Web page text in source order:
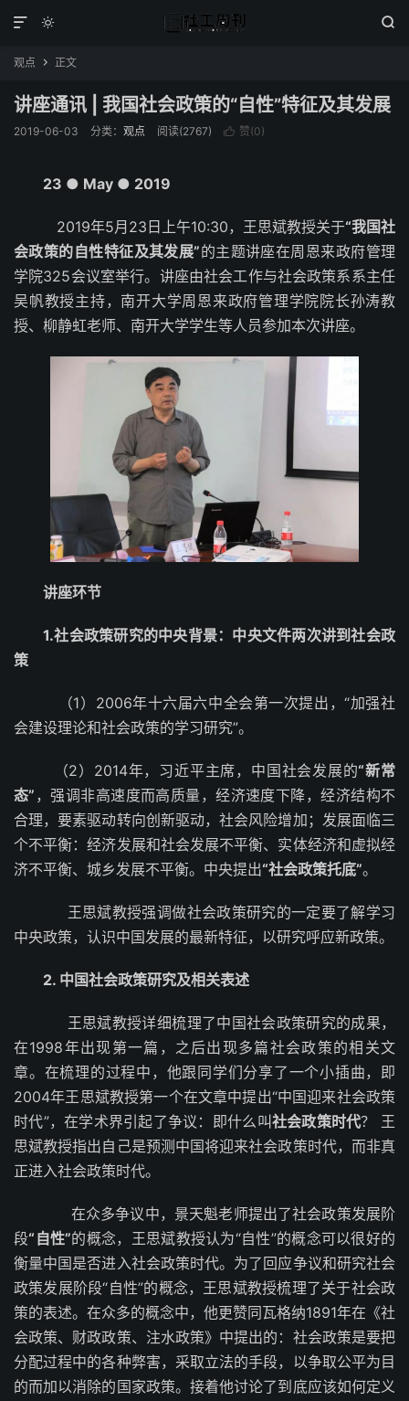
 

观点  正文
讲座通讯 | 我国社会政策的“自性”特征及其发展
2019-06-03 分类： 观点 阅读(2767)  赞(0)
23 ● May ● 2019
2019年5月23日上午10:30，王思斌教授关于“我国社
会政策的自性特征及其发展”的主题讲座在周恩来政府管理
学院325会议室举行。讲座由社会工作与社会政策系系主任
吴帆教授主持，南开大学周恩来政府管理学院院长孙涛教
授、柳静虹老师、南开大学学生等人员参加本次讲座。
讲座环节
1.社会政策研究的中央背景：中央文件两次讲到社会政
策
（1）2006年十六届六中全会第一次提出，“加强社
会建设理论和社会政策的学习研究”。
（2）2014年，习近平主席，中国社会发展的“新常
态” ，强调非高速度而高质量，经济速度下降，经济结构不
合理，要素驱动转向创新驱动，社会风险增加；发展面临三
个不平衡：经济发展和社会发展不平衡、实体经济和虚拟经
济不平衡、城乡发展不平衡。中央提出“社会政策托底”。
王思斌教授强调做社会政策研究的一定要了解学习
中央政策，认识中国发展的最新特征，以研究呼应新政策。
2. 中国社会政策研究及相关表述
王思斌教授详细梳理了中国社会政策研究的成果，
在1998年出现第一篇，之后出现多篇社会政策的相关文
章。在梳理的过程中，他跟同学们分享了一个小插曲，即
2004年王思斌教授第一个在文章中提出“中国迎来社会政策
时代”，在学术界引起了争议：即什么叫社会政策时代？ 王
思斌教授指出自己是预测中国将迎来社会政策时代，而非真
正进入社会政策时代。
在众多争议中，景天魁老师提出了社会政策发展阶
段“自性”的概念，王思斌教授认为“自性”的概念可以很好的
衡量中国是否进入社会政策时代。为了回应争议和研究社会
政策发展阶段“自性”的概念，王思斌教授梳理了关于社会政
策的表述。在众多的概念中，他更赞同瓦格纳1891年在《社
会政策、财政政策、注水政策》中提出的：社会政策是要把
分配过程中的各种弊害，采取立法的手段，以争取公平为目
的而加以消除的国家政策。接着他讨论了到底应该如何定义